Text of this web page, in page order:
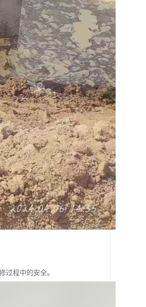
过程中的安全。